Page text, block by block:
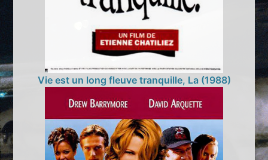
Vie est un long fleuve tranquille, La (1988)